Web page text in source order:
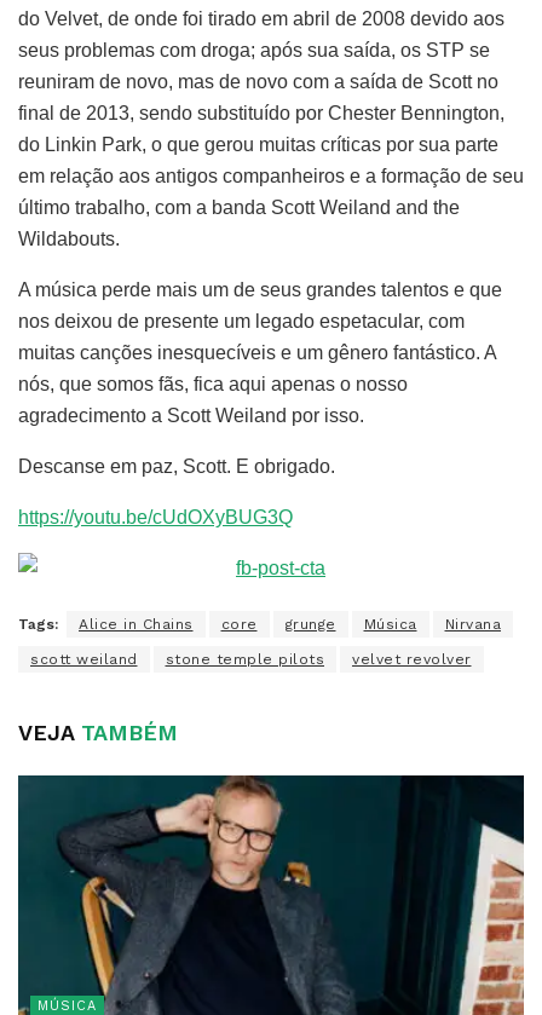
do Velvet, de onde foi tirado em abril de 2008 devido aos
seus problemas com droga; após sua saída, os STP se
reuniram de novo, mas de novo com a saída de Scott no
final de 2013, sendo substituído por Chester Bennington,
do Linkin Park, o que gerou muitas críticas por sua parte
em relação aos antigos companheiros e a formação de seu
último trabalho, com a banda Scott Weiland and the
Wildabouts.
A música perde mais um de seus grandes talentos e que
nos deixou de presente um legado espetacular, com
muitas canções inesquecíveis e um gênero fantástico. A
nós, que somos fãs, fica aqui apenas o nosso
agradecimento a Scott Weiland por isso.
Descanse em paz, Scott. E obrigado.
https://youtu.be/cUdOXyBUG3Q
Tags: Alice in Chains core grunge Música Nirvana
scott weiland stone temple pilots velvet revolver
VEJATAMBÉM
MÚSICA